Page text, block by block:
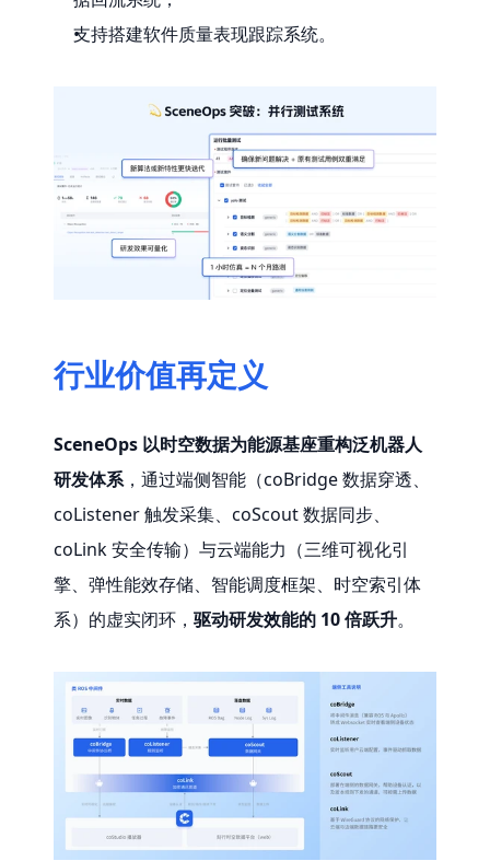
支持搭建软件质量表现跟踪系统。
行业价值再定义
SceneOps 以时空数据为能源基座重构泛机器人
研发体系，通过端侧智能（coBridge 数据穿透、
coListener 触发采集、coScout 数据同步、
coLink 安全传输）与云端能力（三维可视化引
擎、弹性能效存储、智能调度框架、时空索引体
系）的虚实闭环， 驱动研发效能的 10 倍跃升。